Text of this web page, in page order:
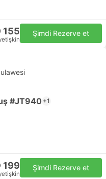
155 Şimdi Rezerve et
#JT940 +1
199 Şimdi Rezerve et